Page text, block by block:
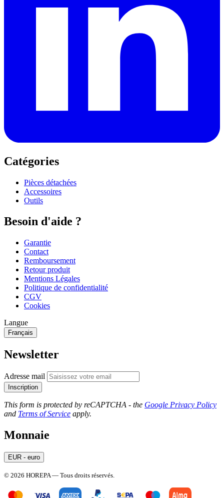
Catégories
Pièces détachées
Accessoires
Outils
Besoin d'aide ?
Garantie
Contact
Remboursement
Retour produit
Mentions Légales
Politique de confidentialité
CGV
Cookies
Langue
Français
Newsletter
Adresse mail
Inscription
This form is protected by reCAPTCHA - the Google Privacy Policy
and Terms of Service apply.
Monnaie
EUR - euro
© 2026 HOREPA — Tous droits réservés.